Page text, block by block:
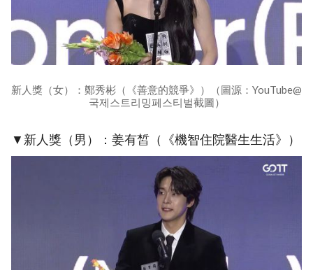
新人獎（女）：鄭秀彬（《善意的競爭》）（圖源：YouTube@
국제스트리밍페스티벌截圖）
▼新人獎（男）：姜有皙（《機智住院醫生生活》）